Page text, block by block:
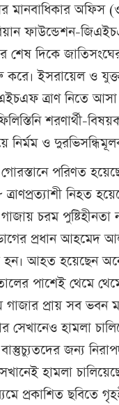
মানবাধিকার অফিস
ফাউন্ডেশন-
দিকে জাতিসংঘের
ইসরায়েল ও
ত্রাণ নিতে
শরণার্থী-
ও
পরিণত
নিহত
চরম পুষ্টিহীনতা
প্রধান আহমেদ
আহত হয়েছেন
পাশেই থেমে
প্রায় সব ভবন
সেখানেও হামলা
জন্য
হামলা
প্রকাশিত ছবিতে